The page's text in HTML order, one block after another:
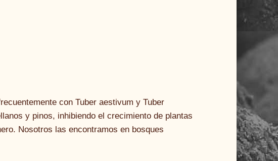
con Tuber aestivum y Tuber
y pinos, inhibiendo el crecimiento de plantas
Nosotros las encontramos en bosques